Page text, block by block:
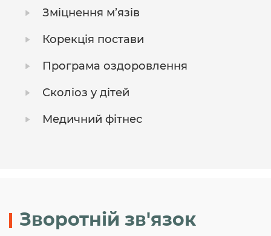
Зміцнення м’язів
Корекція постави
Програма оздоровлення
Сколіоз у дітей
Медичний фітнес
Зворотній зв'язок